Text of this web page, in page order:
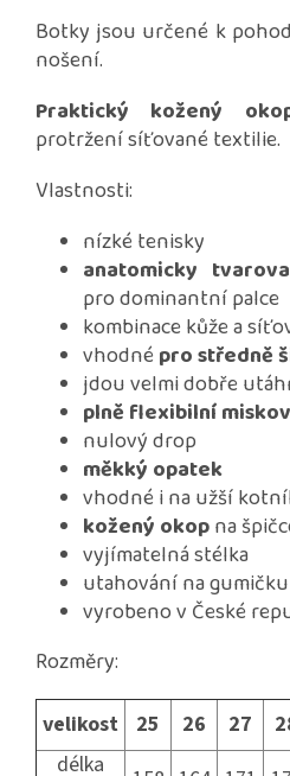
Botky jsou určené k
nošení.
Praktický kožený
protržení síťované textilie.
Vlastnosti:
nízké tenisky
anatomicky
pro dominantní palce
kombinace kůže a
vhodné pro středně
jdou velmi dobře
plně flexibilní
nulový drop
měkký opatek
vhodné i na užší
kožený okopna
vyjímatelná stélka
utahování na
vyrobeno v České
Rozměry:
velikost 25 26 27
délka